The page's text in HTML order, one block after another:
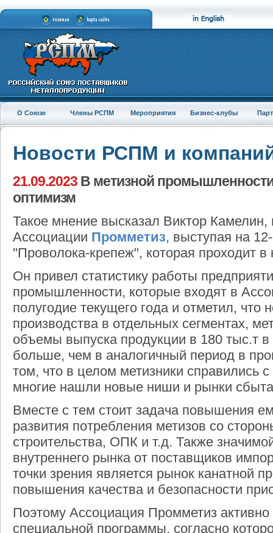
О Союзе Члены РСПМ Мероприятия Бизнес-клубы
Новости РСПМ и
21.09.2023 В метизной
оптимизм
Такое мнение высказал Виктор Камелин,
Ассоциации Промметиз, выступая на
"Проволока-крепеж", которая проходит
Он привел статистику работы
промышленности, которые входят в
полугодие текущего года и отметил, что
производства в отдельных сегментах,
объемы выпуска продукции в 180 тыс.т
больше, чем в аналогичный период в
том, что в целом метизники справились с
многие нашли новые ниши и рынки
Вместе с тем стоит задача повышения
развития потребления метизов со
строительства, ОПК и т.д. Также
внутреннего рынка от поставщиков
точки зрения является рынок канатной
повышения качества и безопасности
Поэтому Ассоциация Промметиз
специальной программы, согласно